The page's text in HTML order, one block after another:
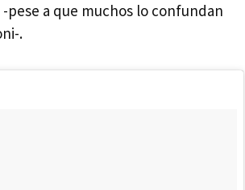
pese a que muchos lo confundan
.